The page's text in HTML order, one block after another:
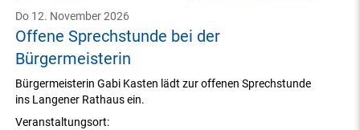
Offene Sprechstunde bei der
Bürgermeisterin
Do 12. November 2026
Veranstaltungsort:
Bürgermeisterin Gabi Kasten lädt zur offenen Sprechstunde
ins Langener Rathaus ein.